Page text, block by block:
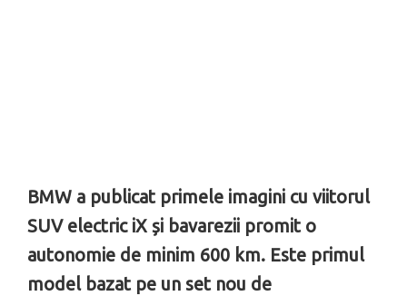
BMW a publicat primele imagini cu viitorul
SUV electric iX și bavarezii promit o
autonomie de minim 600 km. Este primul
model bazat pe un set nou de